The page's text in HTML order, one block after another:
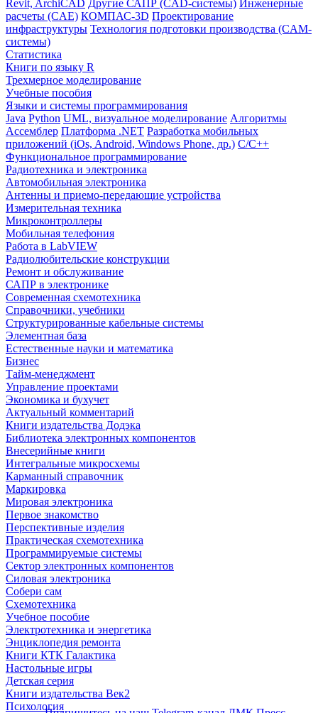
Revit, ArchiCAD Другие САПР (CAD-системы) Инженерные
расчеты (CAE) КОМПАС-3D Проектирование
инфраструктуры Технология подготовки производства (CAM-
системы)
Статистика
Книги по языку R
Трехмерное моделирование
Учебные пособия
Языки и системы программирования
Java Python UML, визуальное моделирование Алгоритмы
Ассемблер Платформа .NET Разработка мобильных
приложений (iOs, Android, Windows Phone, др.) С/С++
Функциональное программирование
Радиотехника и электроника
Автомобильная электроника
Антенны и приемо-передающие устройства
Измерительная техника
Микроконтроллеры
Мобильная телефония
Работа в LabVIEW
Радиолюбительские конструкции
Ремонт и обслуживание
САПР в электронике
Современная схемотехника
Справочники, учебники
Структурированные кабельные системы
Элементная база
Естественные науки и математика
Бизнес
Тайм-менеджмент
Управление проектами
Экономика и бухучет
Актуальный комментарий
Книги издательства Додэка
Библиотека электронных компонентов
Внесерийные книги
Интегральные микросхемы
Карманный справочник
Маркировка
Мировая электроника
Первое знакомство
Перспективные изделия
Практическая схемотехника
Программируемые системы
Сектор электронных компонентов
Силовая электроника
Собери сам
Схемотехника
Учебное пособие
Электротехника и энергетика
Энциклопедия ремонта
Книги КТК Галактика
Настольные игры
Детская серия
Книги издательства Век2
Психология